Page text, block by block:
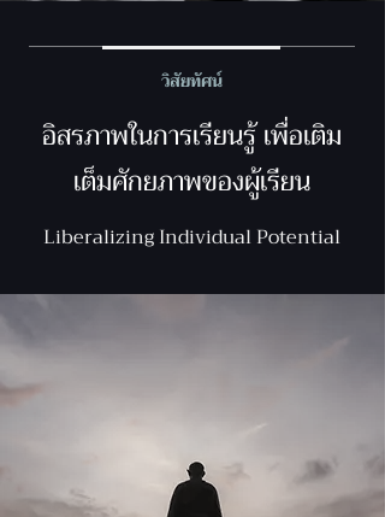
วิสัยทัศน์
อิสรภาพในการเรียนรู้ เพื่อเติม
เต็มศักยภาพของผู้เรียน
Liberalizing Individual Potential